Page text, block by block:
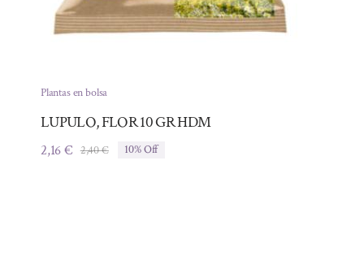
Plantas en bolsa
LUPULO, FLOR 10 GR HDM
2,40€El
2,16€
El
10% Off